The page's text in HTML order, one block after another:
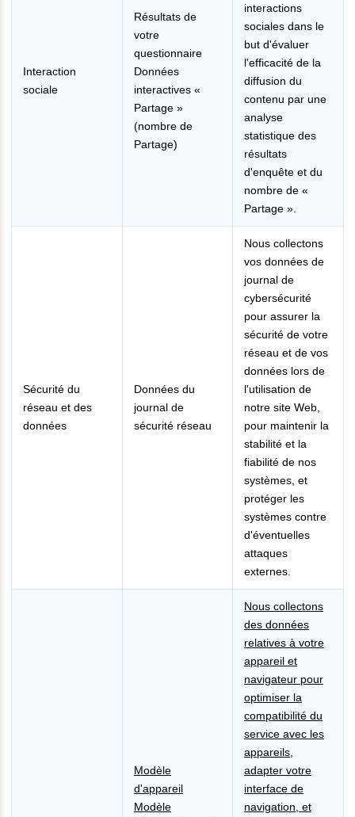
Interaction
sociale
Résultats de
votre
questionnaire
Données
interactives «
Partage »
(nombre de
Partage)
interactions
sociales dans le
but d'évaluer
l'efficacité de la
diffusion du
contenu par une
analyse
statistique des
résultats
d'enquête et du
nombre de «
Partage ».
Sécurité du
réseau et des
données
Données du
journal de
sécurité réseau
Nous collectons
vos données de
journal de
cybersécurité
pour assurer la
sécurité de votre
réseau et de vos
données lors de
l'utilisation de
notre site Web,
pour maintenir la
stabilité et la
fiabilité de nos
systèmes, et
protéger les
systèmes contre
d'éventuelles
attaques
externes.
Modèle
d'appareil
Modèle
Nous collectons
des données
relatives à votre
appareil et
navigateur pour
optimiser la
compatibilité du
service avec les
appareils,
adapter votre
interface de
navigation, et